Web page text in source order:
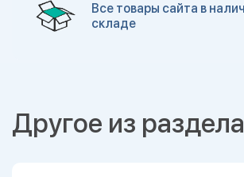
Все товары сайта в
складе
Другое из раздела